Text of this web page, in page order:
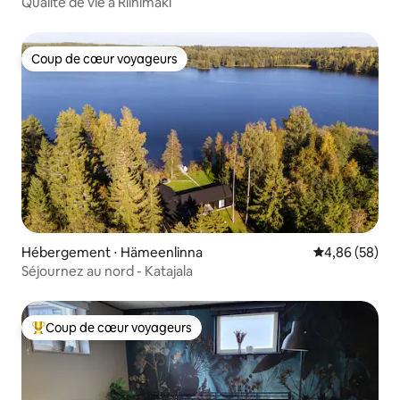
Coup de cœur voyageurs
Coup de cœur voyageurs
Hébergement ⋅ Hämeenlinna Évaluation
4,86 (58)
Séjournez au nord - Katajala
Coups de cœur voyageurs les plus appréciés
Coup de cœur voyageurs